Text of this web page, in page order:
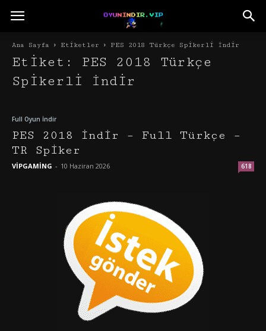
Ana Sayfa Etiketler PES 2018 Türkçe Spikerli İndir
Etiket: PES 2018 Türkçe
Spikerli İndir
Full Oyun İndir
PES 2018 İndir – Full Türkçe –
TR Spiker
VİPGAMİNG - 10 Haziran 2026 618